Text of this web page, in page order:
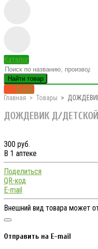
Каталог
Найти товар
0 руб.
Главная Товары
ДОЖДЕВИК Д/ДЕТСКОЙ
300 руб.
В 1 аптеке
Поделиться
QR-код
E-mail
Внешний вид товара может
Отправить на E-mail